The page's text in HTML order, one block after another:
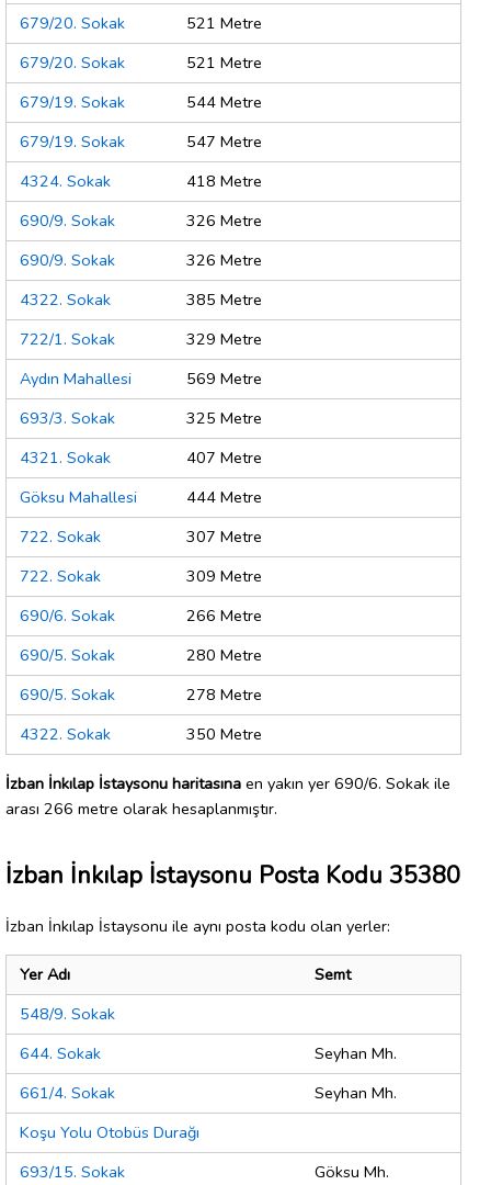
679/20. Sokak
521 Metre
679/20. Sokak
521 Metre
679/19. Sokak
544 Metre
679/19. Sokak
547 Metre
4324. Sokak
418 Metre
690/9. Sokak
326 Metre
690/9. Sokak
326 Metre
4322. Sokak
385 Metre
722/1. Sokak
329 Metre
Aydın Mahallesi
569 Metre
693/3. Sokak
325 Metre
4321. Sokak
407 Metre
Göksu Mahallesi
444 Metre
722. Sokak
307 Metre
722. Sokak
309 Metre
690/6. Sokak
266 Metre
690/5. Sokak
280 Metre
690/5. Sokak
278 Metre
4322. Sokak
350 Metre
İzban İnkılap İstaysonu haritasına en yakın yer 690/6. Sokak ile
arası 266 metre olarak hesaplanmıştır.
İzban İnkılap İstaysonu Posta Kodu 35380
İzban İnkılap İstaysonu ile aynı posta kodu olan yerler:
Yer Adı
Semt
548/9. Sokak
644. Sokak
Seyhan Mh.
661/4. Sokak
Seyhan Mh.
Koşu Yolu Otobüs Durağı
693/15. Sokak
Göksu Mh.